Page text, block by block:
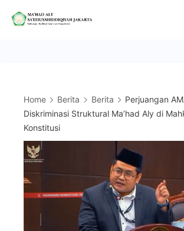
Skip
Home Berita Berita
Perjuangan
Diskriminasi Struktural Ma’had Aly di
Konstitusi